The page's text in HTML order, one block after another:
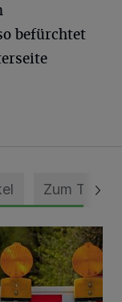
befürchtet
Zum Thema
Kapellen